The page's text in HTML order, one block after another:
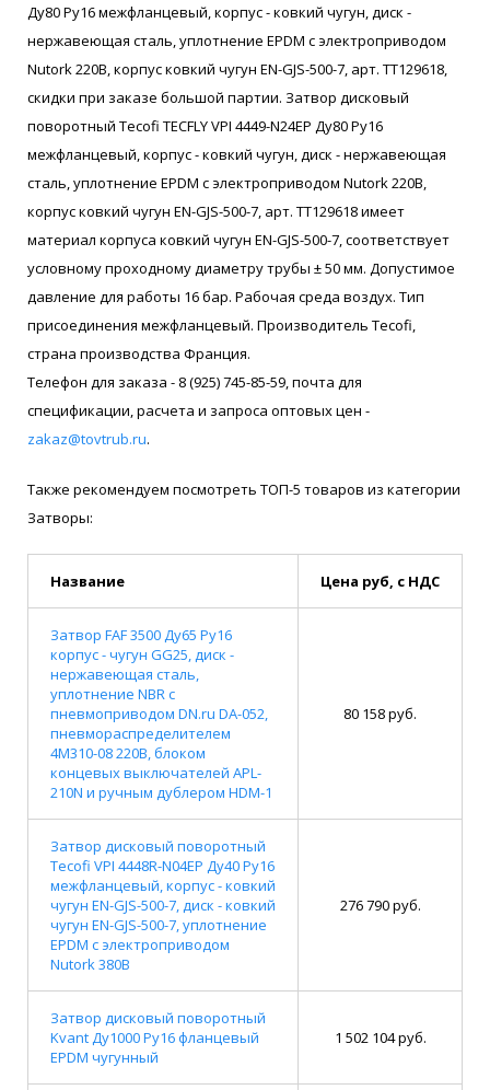
Ду80 Ру16 межфланцевый, корпус - ковкий чугун, диск -
нержавеющая сталь, уплотнение EPDM с электроприводом
Nutork 220В, корпус ковкий чугун EN-GJS-500-7, арт. ТТ129618,
скидки при заказе большой партии. Затвор дисковый
поворотный Tecofi TECFLY VPI 4449-N24EP Ду80 Ру16
межфланцевый, корпус - ковкий чугун, диск - нержавеющая
сталь, уплотнение EPDM с электроприводом Nutork 220В,
корпус ковкий чугун EN-GJS-500-7, арт. ТТ129618 имеет
материал корпуса ковкий чугун EN-GJS-500-7, соответствует
условному проходному диаметру трубы ± 50 мм. Допустимое
давление для работы 16 бар. Рабочая среда воздух. Тип
присоединения межфланцевый. Производитель Tecofi,
страна производства Франция.
Телефон для заказа - 8 (925) 745-85-59, почта для
спецификации, расчета и запроса оптовых цен -
zakaz@tovtrub.ru.
Также рекомендуем посмотреть ТОП-5 товаров из категории
Затворы:
Название Цена руб, с НДС
Затвор FAF 3500 Ду65 Ру16
корпус - чугун GG25, диск -
нержавеющая сталь,
уплотнение NBR с
пневмоприводом DN.ru DA-052,
пневмораспределителем
4M310-08 220В, блоком
концевых выключателей APL-
210N и ручным дублером HDM-1
80 158 руб.
Затвор дисковый поворотный
Tecofi VPI 4448R-N04EP Ду40 Ру16
межфланцевый, корпус - ковкий
чугун EN-GJS-500-7, диск - ковкий
чугун EN-GJS-500-7, уплотнение
EPDM с электроприводом
Nutork 380В
276 790 руб.
Затвор дисковый поворотный
Kvant Ду1000 Ру16 фланцевый
EPDM чугунный
1 502 104 руб.